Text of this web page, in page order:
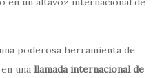
poderosa herramienta de
una llamada internacional de